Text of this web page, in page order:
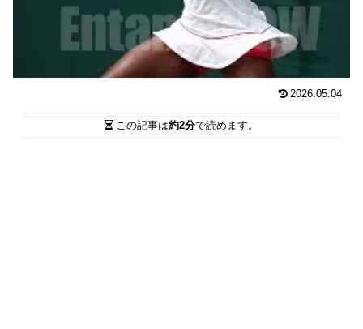
2026.05.04
この記事は約2分で読めます。